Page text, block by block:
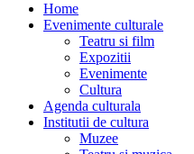
Home
Evenimente culturale
Teatru si film
Expozitii
Evenimente
Cultura
Agenda culturala
Institutii de cultura
Muzee